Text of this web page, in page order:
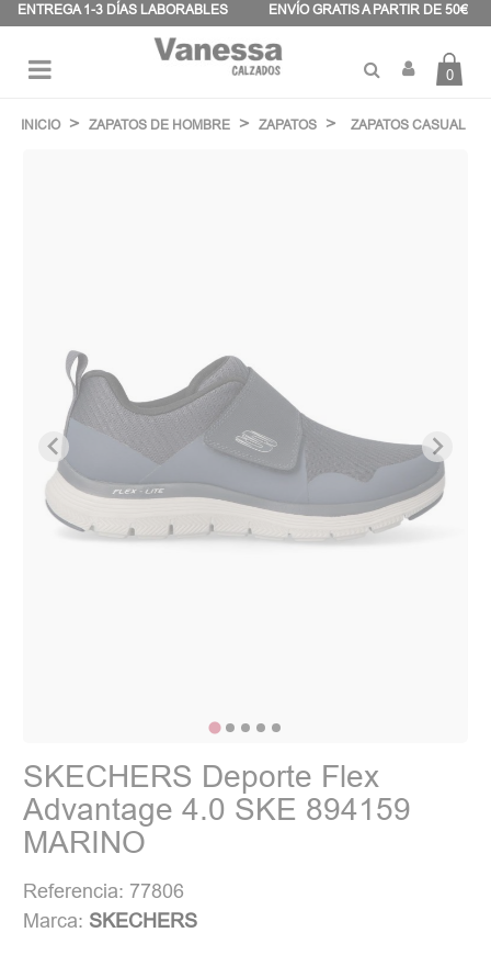
ENTREGA 1-3 DÍAS LABORABLES ENVÍO GRATIS A PARTIR DE 50€
de
palanca
0
INICIO ZAPATOS DE HOMBRE ZAPATOS ZAPATOS CASUAL
SKECHERS Deporte Flex
Advantage 4.0 SKE 894159
MARINO
Referencia: 77806
Marca: SKECHERS
Panel de gestión de cookies